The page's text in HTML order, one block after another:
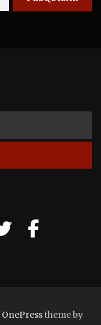
OnePresstheme by